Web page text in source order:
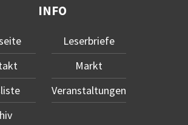
INFO
Leserbriefe
Markt
Veranstaltungen